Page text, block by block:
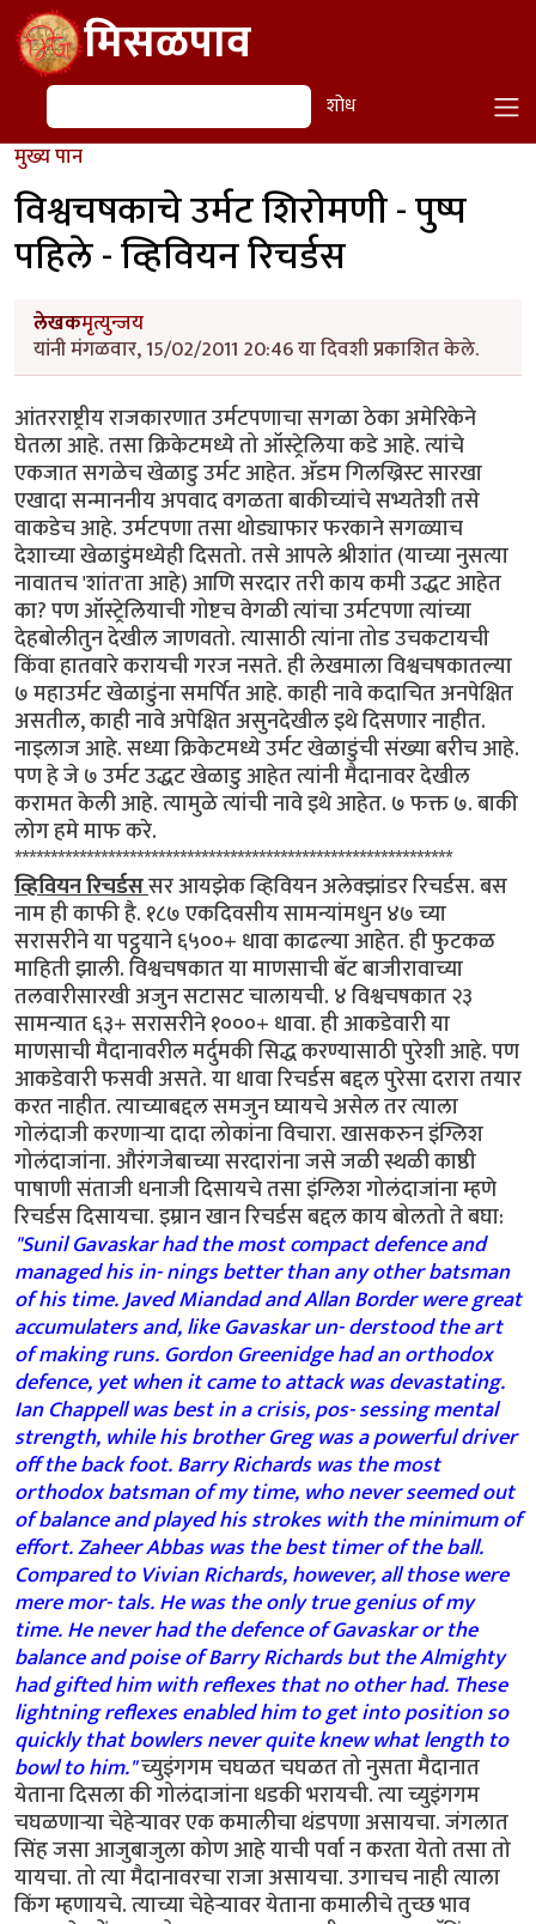
Skip to main contentमिसळपाव
शोध शोध
मुख्य पान
विश्वचषकाचे उर्मट शिरोमणी - पुष्प
पहिले - व्हिवियन रिचर्डस
लेखकमृत्युन्जय
यांनी मंगळवार, 15/02/2011 20:46 या दिवशी प्रकाशित केले.
आंतरराष्ट्रीय राजकारणात उर्मटपणाचा सगळा ठेका अमेरिकेने
घेतला आहे. तसा क्रिकेटमध्ये तो ऑस्ट्रेलिया कडे आहे. त्यांचे
एकजात सगळेच खेळाडु उर्मट आहेत. अ‍ॅडम गिलख्रिस्ट सारखा
एखादा सन्माननीय अपवाद वगळता बाकीच्यांचे सभ्यतेशी तसे
वाकडेच आहे. उर्मटपणा तसा थोड्याफार फरकाने सगळ्याच
देशाच्या खेळाडुंमध्येही दिसतो. तसे आपले श्रीशांत (याच्या नुसत्या
नावातच 'शांत'ता आहे) आणि सरदार तरी काय कमी उद्धट आहेत
का? पण ऑस्ट्रेलियाची गोष्टच वेगळी त्यांचा उर्मटपणा त्यांच्या
देहबोलीतुन देखील जाणवतो. त्यासाठी त्यांना तोड उचकटायची
किंवा हातवारे करायची गरज नसते. ही लेखमाला विश्वचषकातल्या
७ महाउर्मट खेळाडुंना समर्पित आहे. काही नावे कदाचित अनपेक्षित
असतील, काही नावे अपेक्षित असुनदेखील इथे दिसणार नाहीत.
नाइलाज आहे. सध्या क्रिकेटमध्ये उर्मट खेळाडुंची संख्या बरीच आहे.
पण हे जे ७ उर्मट उद्धट खेळाडु आहेत त्यांनी मैदानावर देखील
करामत केली आहे. त्यामुळे त्यांची नावे इथे आहेत. ७ फक्त ७. बाकी
लोग हमे माफ करे.
*************************************************************
व्हिवियन रिचर्डससर आयझेक व्हिवियन अलेक्झांडर रिचर्डस. बस
नाम ही काफी है. १८७ एकदिवसीय सामन्यांमधुन ४७ च्या
सरासरीने या पट्ठ्याने ६५००+ धावा काढल्या आहेत. ही फुटकळ
माहिती झाली. विश्वचषकात या माणसाची बॅट बाजीरावाच्या
तलवारीसारखी अजुन सटासट चालायची. ४ विश्वचषकात २३
सामन्यात ६३+ सरासरीने १०००+ धावा. ही आकडेवारी या
माणसाची मैदानावरील मर्दुमकी सिद्ध करण्यासाठी पुरेशी आहे. पण
आकडेवारी फसवी असते. या धावा रिचर्डस बद्दल पुरेसा दरारा तयार
करत नाहीत. त्याच्याबद्दल समजुन घ्यायचे असेल तर त्याला
गोलंदाजी करणार्‍या दादा लोकांना विचारा. खासकरुन इंग्लिश
गोलंदाजांना. औरंगजेबाच्या सरदारांना जसे जळी स्थळी काष्ठी
पाषाणी संताजी धनाजी दिसायचे तसा इंग्लिश गोलंदाजांना म्हणे
रिचर्डस दिसायचा. इम्रान खान रिचर्डस बद्दल काय बोलतो ते बघा:
"Sunil Gavaskar had the most compact defence and
managed his in- nings better than any other batsman
of his time. Javed Miandad and Allan Border were great
accumulaters and, like Gavaskar un- derstood the art
of making runs. Gordon Greenidge had an orthodox
defence, yet when it came to attack was devastating.
Ian Chappell was best in a crisis, pos- sessing mental
strength, while his brother Greg was a powerful driver
off the back foot. Barry Richards was the most
orthodox batsman of my time, who never seemed out
of balance and played his strokes with the minimum of
effort. Zaheer Abbas was the best timer of the ball.
Compared to Vivian Richards, however, all those were
mere mor- tals. He was the only true genius of my
time. He never had the defence of Gavaskar or the
balance and poise of Barry Richards but the Almighty
had gifted him with reflexes that no other had. These
lightning reflexes enabled him to get into position so
quickly that bowlers never quite knew what length to
bowl to him."च्युइंगगम चघळत चघळत तो नुसता मैदानात
येताना दिसला की गोलंदाजांना धडकी भरायची. त्या च्युइंगगम
चघळणार्‍या चेहेर्‍यावर एक कमालीचा थंडपणा असायचा. जंगलात
सिंह जसा आजुबाजुला कोण आहे याची पर्वा न करता येतो तसा तो
यायचा. तो त्या मैदानावरचा राजा असायचा. उगाचच नाही त्याला
किंग म्हणायचे. त्याच्या चेहेर्‍यावर येताना कमालीचे तुच्छ भाव